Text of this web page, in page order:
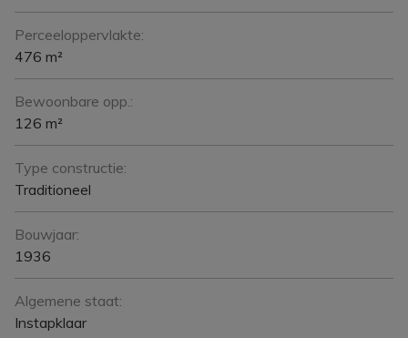
Perceeloppervlakte:
476 m²
Bewoonbare opp.:
126 m²
Type constructie:
Traditioneel
Bouwjaar:
1936
Algemene staat:
Instapklaar